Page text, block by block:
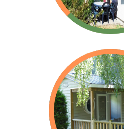
Mobil-
Mobil-Home